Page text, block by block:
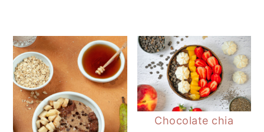
Chocolate chia